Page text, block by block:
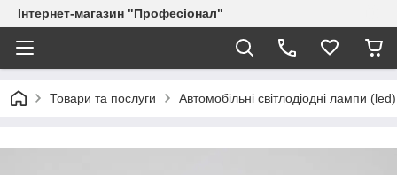
Інтернет-магазин "Професіонал"
Товари та послуги Автомобільні світлодіодні лампи (led)